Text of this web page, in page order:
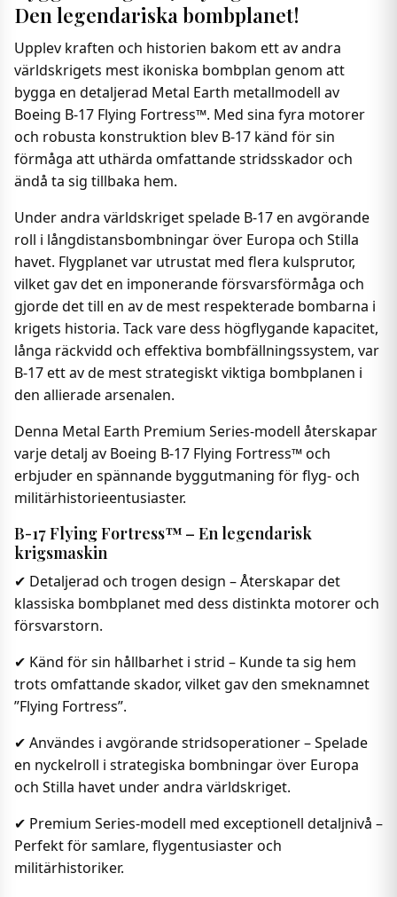
Den legendariska bombplanet!
Upplev kraften och historien bakom ett av andra
världskrigets mest ikoniska bombplan genom att
bygga en detaljerad Metal Earth metallmodell av
Boeing B-17 Flying Fortress™. Med sina fyra motorer
och robusta konstruktion blev B-17 känd för sin
förmåga att uthärda omfattande stridsskador och
ändå ta sig tillbaka hem.
Under andra världskriget spelade B-17 en avgörande
roll i långdistansbombningar över Europa och Stilla
havet. Flygplanet var utrustat med flera kulsprutor,
vilket gav det en imponerande försvarsförmåga och
gjorde det till en av de mest respekterade bombarna i
krigets historia. Tack vare dess högflygande kapacitet,
långa räckvidd och effektiva bombfällningssystem, var
B-17 ett av de mest strategiskt viktiga bombplanen i
den allierade arsenalen.
Denna Metal Earth Premium Series-modell återskapar
varje detalj av Boeing B-17 Flying Fortress™ och
erbjuder en spännande byggutmaning för flyg- och
militärhistorieentusiaster.
B-17 Flying Fortress™ – En legendarisk
krigsmaskin
✔ Detaljerad och trogen design – Återskapar det
klassiska bombplanet med dess distinkta motorer och
försvarstorn.
✔ Känd för sin hållbarhet i strid – Kunde ta sig hem
trots omfattande skador, vilket gav den smeknamnet
”Flying Fortress”.
✔ Användes i avgörande stridsoperationer – Spelade
en nyckelroll i strategiska bombningar över Europa
och Stilla havet under andra världskriget.
✔ Premium Series-modell med exceptionell detaljnivå –
Perfekt för samlare, flygentusiaster och
militärhistoriker.